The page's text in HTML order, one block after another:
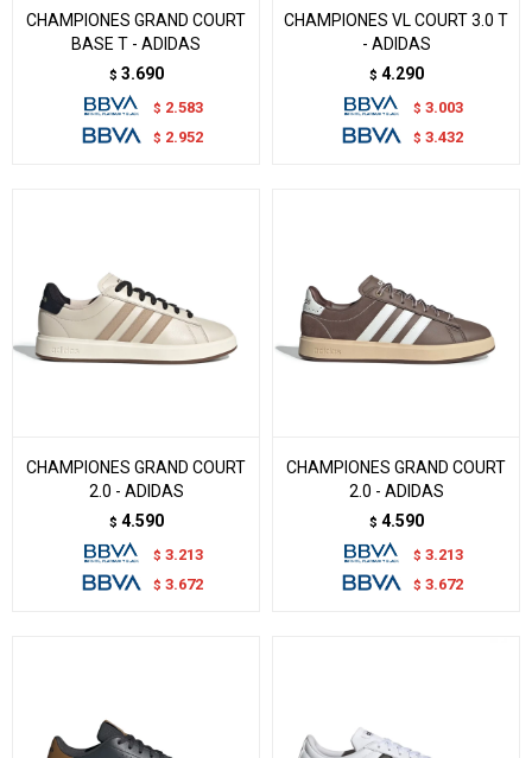
CHAMPIONES GRAND COURT
BASE T - ADIDAS
$ 3.690
$ 2.583
$ 2.952
CHAMPIONES VL COURT 3.0 T
- ADIDAS
$ 4.290
$ 3.003
$ 3.432
CHAMPIONES GRAND COURT
2.0 - ADIDAS
$ 4.590
$ 3.213
$ 3.672
CHAMPIONES GRAND COURT
2.0 - ADIDAS
$ 4.590
$ 3.213
$ 3.672